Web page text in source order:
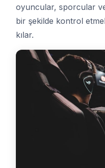
Kontrol Paneli
🇹🇷TR
oyuncular, sporcular
bir şekilde kontrol
kılar.